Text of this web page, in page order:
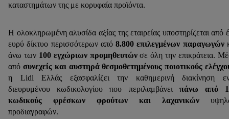
καταστημάτων της με κορυφαία προϊόντα.
Η ολοκληρωμένη αλυσίδα αξίας της εταιρείας υποστηρίζεται από
ευρύ δίκτυο περισσότερων από8.800 επιλεγμένων παραγωγών
άνω των 100 εγχώριων προμηθευτώνσε όλη την επικράτεια.
από συνεχείς και αυστηρά θεσμοθετημένους ποιοτικούς
η Lidl Ελλάς εξασφαλίζει την καθημερινή διακίνηση
διευρυμένου κωδικολογίου που περιλαμβάνει πάνω από
κωδικούς φρέσκων φρούτων και λαχανικών
προδιαγραφών.